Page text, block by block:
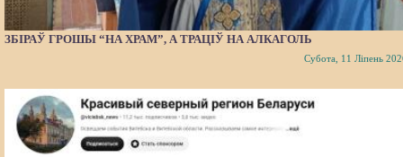
ЗБІРАЎ ГРОШЫ “НА ХРАМ”, А ТРАЦІЎ НА АЛКАГОЛЬ
Субота, 11 Ліпень